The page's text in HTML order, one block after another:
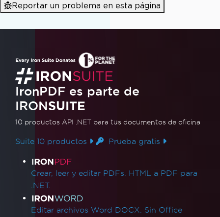
Reportar un problema en esta página
IronPDF es parte de
IRONSUITE
10 productos API .NET para tus documentos de oficina
Suite 10 productos Prueba gratis
Enlaces de productos
Crear, leer y editar PDFs. HTML a PDF para
.NET.
Editar archivos Word DOCX. Sin Office